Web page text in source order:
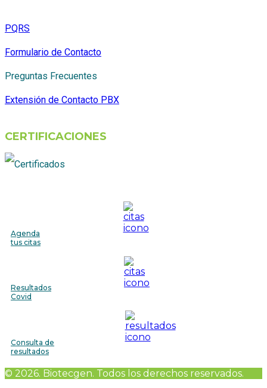
PQRS
Formulario de Contacto
Preguntas Frecuentes
Extensión de Contacto PBX
CERTIFICACIONES
Agenda
tus citas
Resultados
Covid
Consulta de
resultados
© 2026. Biotecgen. Todos los derechos reservados.